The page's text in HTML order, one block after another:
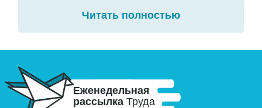
Читать полностью
Еженедельная
рассылка Труда